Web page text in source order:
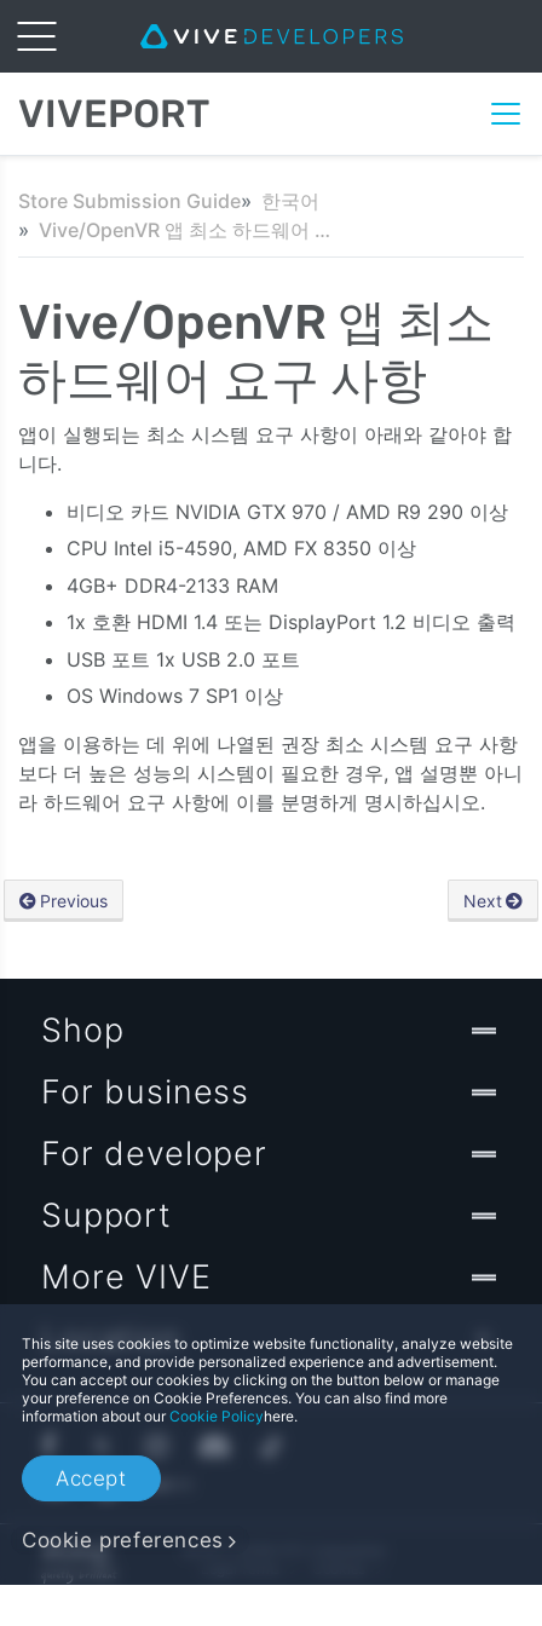
VIVEPORT
Store Submission Guide
한국어
Vive/OpenVR 앱 최소 하드웨어 요구 사항
Vive/OpenVR 앱 최소
하드웨어 요구 사항
앱이 실행되는 최소 시스템 요구 사항이 아래와 같아야 합
니다.
비디오 카드 NVIDIA GTX 970 / AMD R9 290 이상
CPU Intel i5-4590, AMD FX 8350 이상
4GB+ DDR4-2133 RAM
1x 호환 HDMI 1.4 또는 DisplayPort 1.2 비디오 출력
USB 포트 1x USB 2.0 포트
OS Windows 7 SP1 이상
앱을 이용하는 데 위에 나열된 권장 최소 시스템 요구 사항
보다 더 높은 성능의 시스템이 필요한 경우, 앱 설명뿐 아니
라 하드웨어 요구 사항에 이를 분명하게 명시하십시오.
Previous Next
This site uses cookies to optimize website functionality, analyze website
performance, and provide personalized experience and advertisement.
You can accept our cookies by clicking on the button below or manage
your preference on Cookie Preferences. You can also find more
information about ourCookie Policyhere.
Accept
Cookie preferences
Shop
For business
For developer
Support
More VIVE
Location
© 2011-2026 HTC Corporation